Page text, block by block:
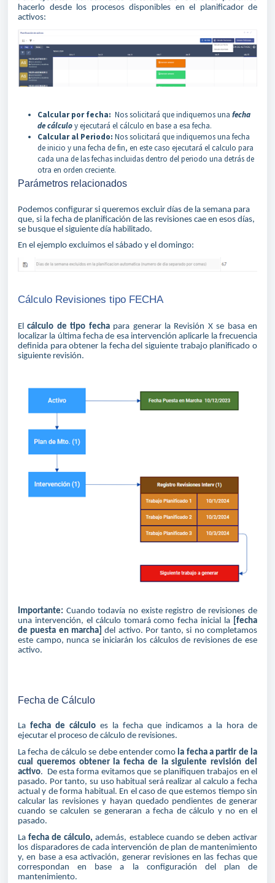
hacerlo desde los procesos disponibles en el planificador de
activos:
Calcular por fecha: Nos solicitará que indiquemos una fecha
de cálculoy ejecutará el cálculo en base a esa fecha.
Calcular al Periodo: Nos solicitará que indiquemos una fecha
de inicio y una fecha de fin, en este caso ejecutará el calculo para
cada una de las fechas incluidas dentro del periodo una detrás de
otra en orden creciente.
Parámetros relacionados
Podemos configurar si queremos excluir días de la semana para
que, si la fecha de planificación de las revisiones cae en esos días,
se busque el siguiente día habilitado.
En el ejemplo excluimos el sábado y el domingo:
Cálculo Revisiones tipo FECHA
Elcálculo de tipo fechapara generar la Revisión X se basa en
localizar la última fecha de esa intervención aplicarle la frecuencia
definida para obtener la fecha del siguiente trabajo planificado o
siguiente revisión.
Importante: Cuando todavía no existe registro de revisiones de
una intervención, el cálculo tomará como fecha inicial la
[fecha
de puesta en marcha] del activo. Por tanto, si no completamos
este campo, nunca se iniciarán los cálculos de revisiones de ese
activo.
Fecha de Cálculo
La fecha de cálculo es la fecha que indicamos a la hora de
ejecutar el proceso de cálculo de revisiones.
La fecha de cálculo se debe entender como la fecha a partir de la
cual queremos obtener la fecha de la siguiente revisión del
activo. De esta forma evitamos que se planifiquen trabajos en el
pasado. Por tanto, su uso habitual será realizar al calculo a fecha
actual y de forma habitual. En el caso de que estemos tiempo sin
calcular las revisiones y hayan quedado pendientes de generar
cuando se calculen se generaran a fecha de cálculo y no en el
pasado.
Lafecha de cálculo,además, establece cuando se deben activar
los disparadores de cada intervención de plan de mantenimiento
y, en base a esa activación, generar revisiones en las fechas que
correspondan en base a la configuración del plan de
mantenimiento.